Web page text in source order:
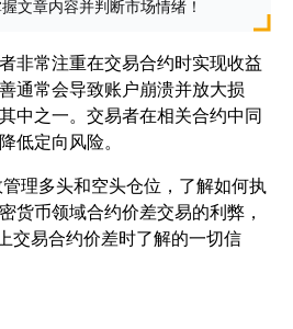
文章内容并判断市场情绪！
非常注重在交易合约时实现收益
善通常会导致账户崩溃并放大损
中之一。交易者在相关合约中同
低定向风险。
理多头和空头仓位，了解如何执
货币领域合约价差交易的利弊，
交易合约价差时了解的一切信